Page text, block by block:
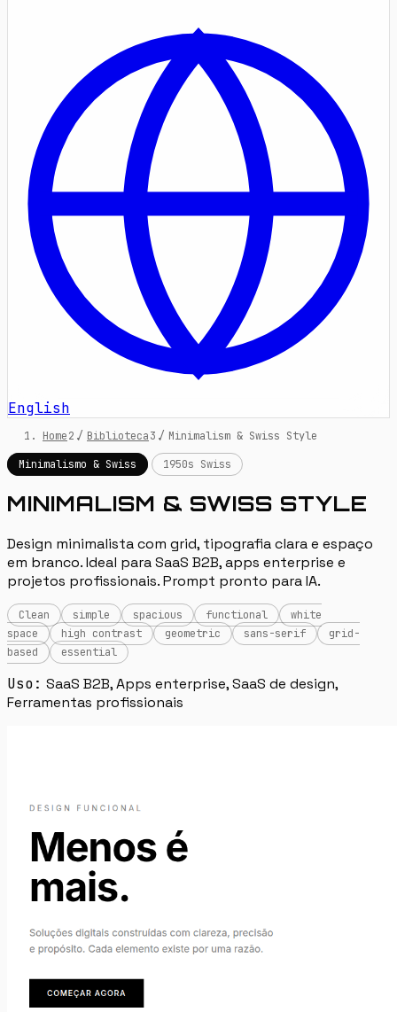
English
Home / Biblioteca / Minimalism & Swiss Style
Minimalismo & Swiss
1950s Swiss
MINIMALISM & SWISS STYLE
Design minimalista com grid, tipografia clara e espaço
em branco. Ideal para SaaS B2B, apps enterprise e
projetos profissionais. Prompt pronto para IA.
Clean simple spacious functional
white
space
high contrast geometric sans-serif
grid-
based
essential
Uso: SaaS B2B, Apps enterprise, SaaS de design,
Ferramentas profissionais